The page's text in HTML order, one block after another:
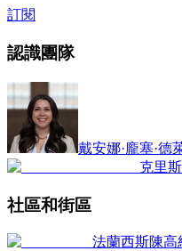
訂閱
認識團隊
戴安娜·龐塞·德
克里
社區和街區
法蘭西斯陳高